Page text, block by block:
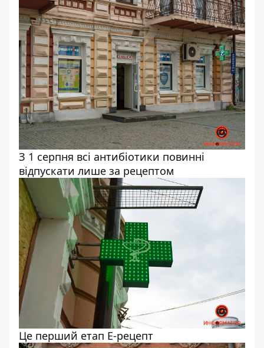
З 1 серпня всі антибіотики повинні
відпускати лише за рецептом
Це перший етап Е-рецепт